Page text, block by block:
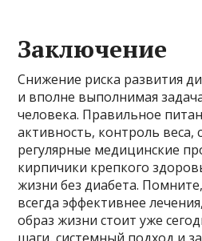
Заключение
Снижение риска развития
и вполне выполнимая
человека. Правильное
активность, контроль веса,
регулярные медицинские
кирпичики крепкого
жизни без диабета.
всегда эффективнее
образ жизни стоит уже